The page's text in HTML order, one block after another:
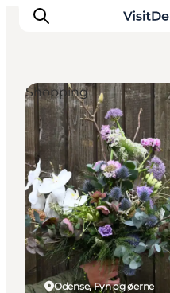
Inspiration
Destinationer
Oplevelser
Overnatning
Planlæg ferien
Odense, Fyn og øerne
Shopping